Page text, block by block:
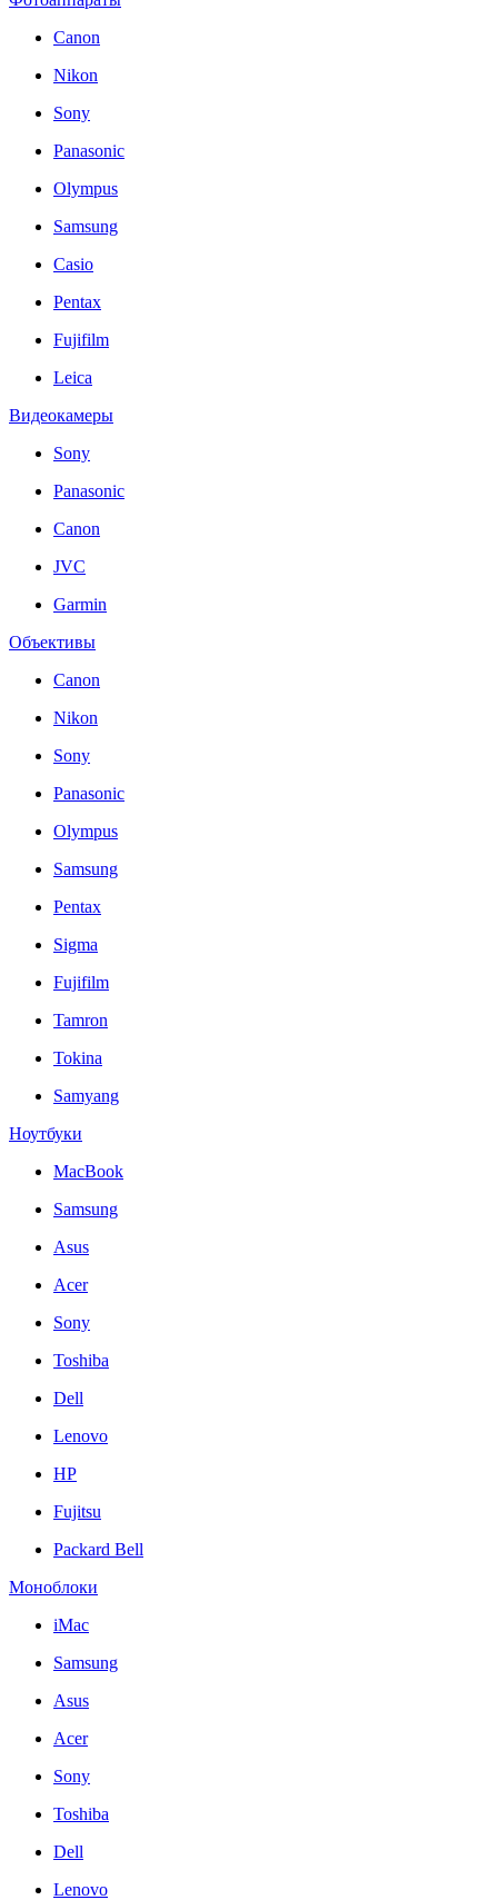
Canon
Nikon
Sony
Panasonic
Olympus
Samsung
Casio
Pentax
Fujifilm
Leica
Видеокамеры
Sony
Panasonic
Canon
JVC
Garmin
Объективы
Canon
Nikon
Sony
Panasonic
Olympus
Samsung
Pentax
Sigma
Fujifilm
Tamron
Tokina
Samyang
Ноутбуки
MacBook
Samsung
Asus
Acer
Sony
Toshiba
Dell
Lenovo
HP
Fujitsu
Packard Bell
Моноблоки
iMac
Samsung
Asus
Acer
Sony
Toshiba
Dell
Lenovo